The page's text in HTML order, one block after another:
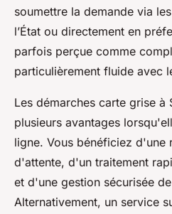
soumettre la demande via
l’État ou directement en
parfois perçue comme
particulièrement fluide avec
Les démarches carte grise à
plusieurs avantages
ligne. Vous bénéficiez d'une
d'attente, d'un traitement
et d'une gestion sécurisée
Alternativement, un service